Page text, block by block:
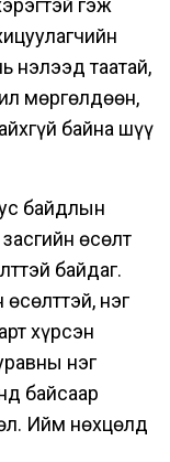
нэлээд таатай,
мөргөлдөөн,
байна шүү
байдлын
өсөлт
байдаг.
нэг
хүрсэн
нэг
байсаар
Ийм нөхцөлд